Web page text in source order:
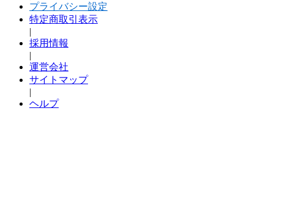
プライバシー設定
特定商取引表示
|
採用情報
|
運営会社
サイトマップ
|
ヘルプ